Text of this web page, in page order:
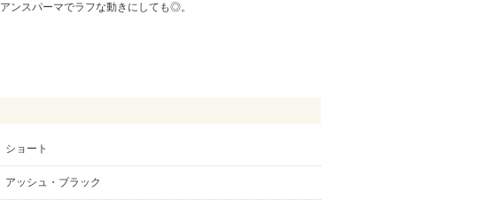
アンスパーマでラフな動きにしても◎。
ショート
アッシュ・ブラック